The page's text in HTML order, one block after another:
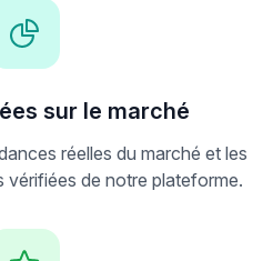
sur le marché
réelles du marché et les
vérifiées de notre plateforme.